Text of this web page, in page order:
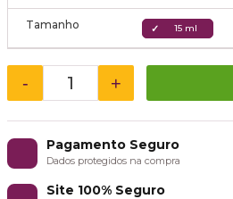
Tamanho 15 ml
- +
Pagamento Seguro
Dados protegidos na compra
Site 100% Seguro